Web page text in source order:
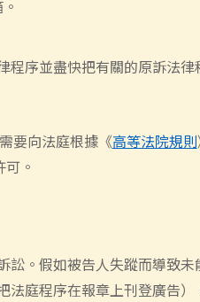
程序並盡快把有關的原訴法律
要向法庭根據《高等法院規則
。
訟。假如被告人失蹤而導致未
法庭程序在報章上刊登廣告）